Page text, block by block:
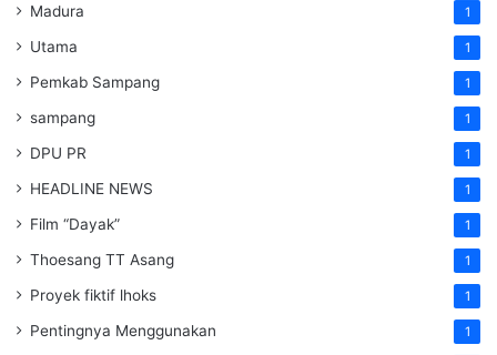
Madura 1
Utama 1
Pemkab Sampang 1
sampang 1
DPU PR 1
HEADLINE NEWS 1
Film “Dayak” 1
Thoesang TT Asang 1
Proyek fiktif lhoks 1
Pentingnya Menggunakan 1